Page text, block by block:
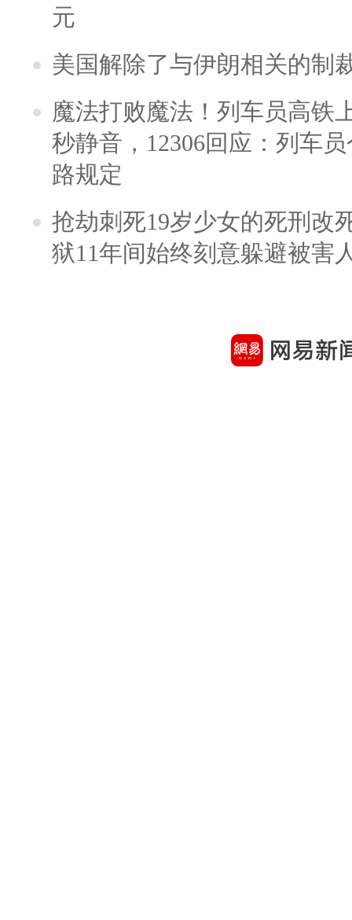
元
美国解除了与伊朗相关的制
魔法打败魔法！列车员高铁
秒静音，12306回应：列车
路规定
抢劫刺死19岁少女的死刑改
狱11年间始终刻意躲避被害